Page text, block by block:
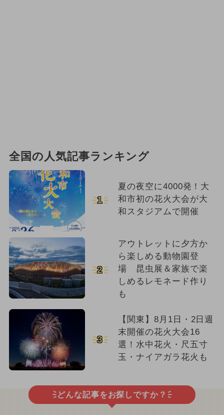
全国の人気記事ランキング
1
夏の夜空に4000発！大
和市初の花火大会が大
和スタジアムで開催
2
アウトレットに夕方か
ら楽しめる動物園登
場 昆虫展＆家族で楽
しめるレモネード作り
も
3
【関東】8月1日・2日週
末開催の花火大会16
選！水中花火・尺五寸
玉・ナイアガラ花火も
どんな記事をお探しですか？